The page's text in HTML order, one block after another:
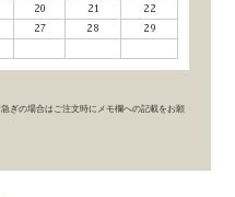
20 21
22
27 28
29
ぎの場合はご注文時にメモ欄への記載をお願